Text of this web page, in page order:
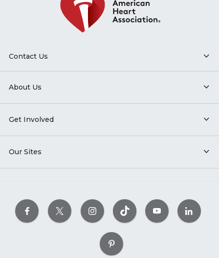
Contact Us
About Us
Get Involved
Our Sites